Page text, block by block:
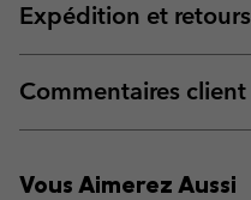
Expédition et retours
Commentaires client
Vous Aimerez Aussi